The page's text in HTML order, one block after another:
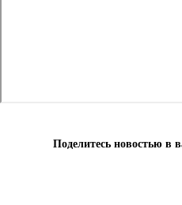
Поделитесь новостью в